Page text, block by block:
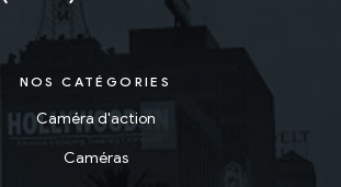
NOS CATÉGORIES
Caméra d'action
Caméras